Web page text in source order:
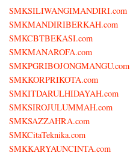
SMKSILIWANGIMANDIRI.com
SMKMANDIRIBERKAH.com
SMKCBTBEKASI.com
SMKMANAROFA.com
SMKPGRIBOJONGMANGU.com
SMKKORPRIKOTA.com
SMKITDARULHIDAYAH.com
SMKSIROJULUMMAH.com
SMKSAZZAHRA.com
SMKCitaTeknika.com
SMKKARYAUNCINTA.com